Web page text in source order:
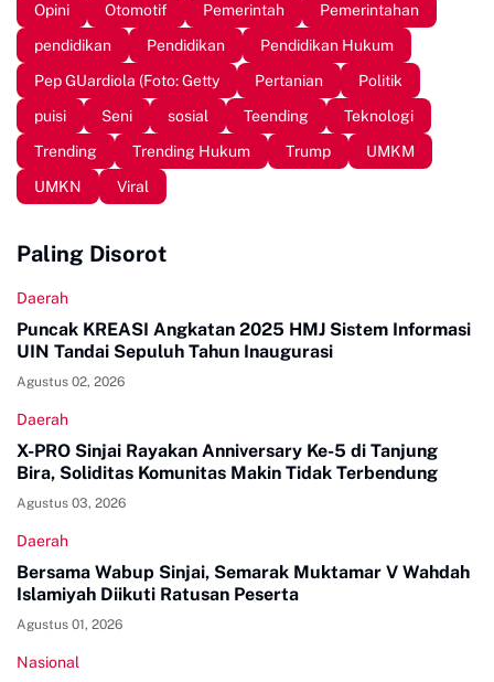
Opini
Otomotif Pemerintah
Pemerintahan
pendidikan
Pendidikan
Pendidikan Hukum
Pep GUardiola (Foto: Getty
Pertanian
Politik
puisi
Seni sosial Teending
Teknologi
Trending
Trending Hukum Trump
UMKM
UMKN
Viral
Paling Disorot
Daerah
Puncak KREASI Angkatan 2025 HMJ Sistem Informasi
UIN Tandai Sepuluh Tahun Inaugurasi
Agustus 02, 2026
Daerah
X-PRO Sinjai Rayakan Anniversary Ke-5 di Tanjung
Bira, Soliditas Komunitas Makin Tidak Terbendung
Agustus 03, 2026
Daerah
Bersama Wabup Sinjai, Semarak Muktamar V Wahdah
Islamiyah Diikuti Ratusan Peserta
Agustus 01, 2026
Nasional